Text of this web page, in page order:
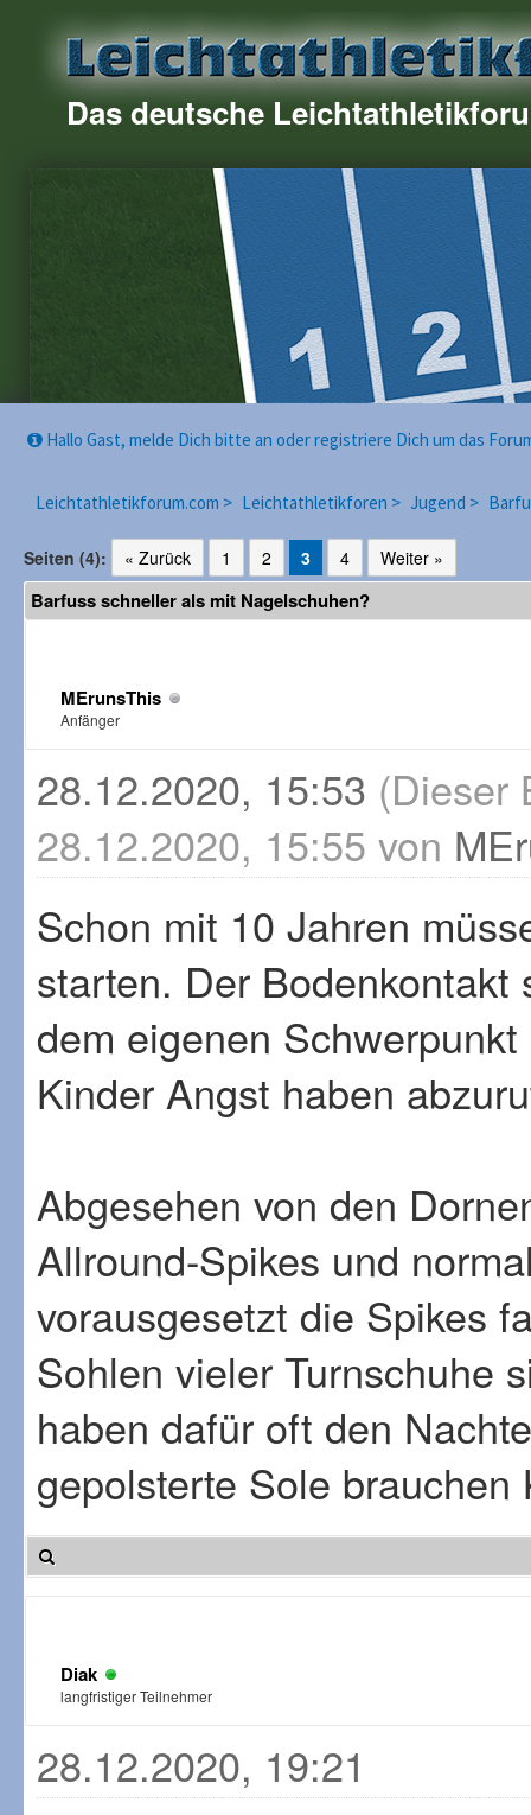
Das deutsche
Hallo Gast, melde Dich bitte an oder registriere Dich um das
Leichtathletikforum.com > Leichtathletikforen > Jugend >
Seiten (4): « Zurück 1 2 3 4 Weiter »
Barfuss schneller als mit Nagelschuhen?
MErunsThis
Anfänger
28.12.2020, 15:53 (Dieser
28.12.2020, 15:55 von
Schon mit 10 Jahren
starten. Der
dem eigenen
Kinder Angst haben
Abgesehen von den
Allround-Spikes und
vorausgesetzt die Spikes
Sohlen vieler Turnschuhe
haben dafür oft den
gepolsterte Sole brauchen
Diak
langfristiger Teilnehmer
28.12.2020, 19:21